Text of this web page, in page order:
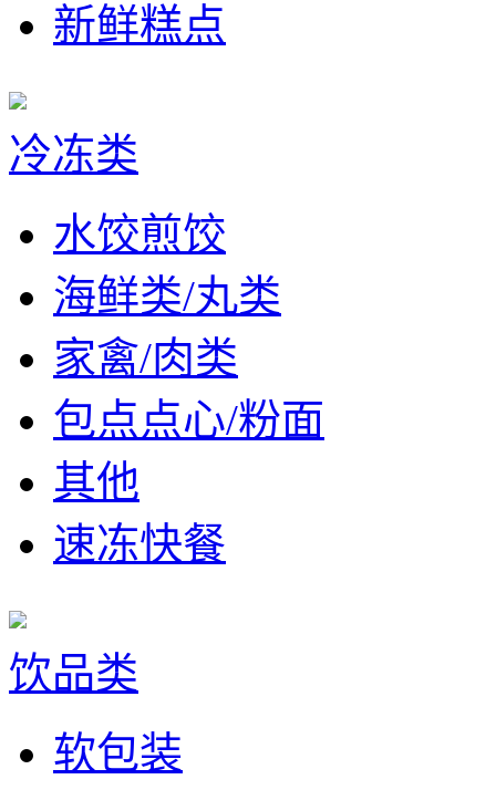
新鲜糕点
冷冻类
水饺煎饺
海鲜类/丸类
家禽/肉类
包点点心/粉面
其他
速冻快餐
饮品类
软包装